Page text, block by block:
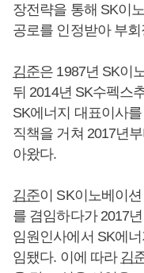
장전략을 통해 SK이
공로를 인정받아 부
김준은 1987년 SK이
뒤 2014년 SK수펙스
SK에너지 대표이사
직책을 거쳐 2017년
아왔다.
김준이 SK이노베이
를 겸임하다가 2017
임원인사에서 SK에
임됐다. 이에 따라 김